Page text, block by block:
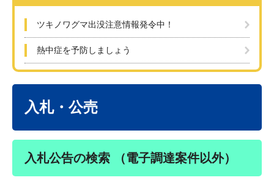
ツキノワグマ出没注意情報発令中！
熱中症を予防しましょう
入札・公売
入札公告の検索 （電子調達案件以外）